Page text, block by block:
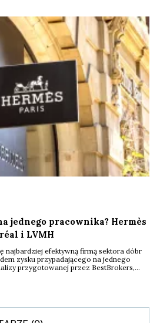
milion funtów.
jednego pracownika? Hermès
i LVMH
najbardziej efektywną firmą sektora dóbr
zysku przypadającego na jednego
przygotowanej przez BestBrokers,